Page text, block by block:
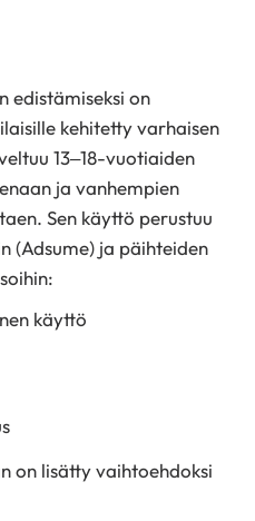
edistämiseksi on
kehitetty varhaisen
13–18-vuotiaiden
ja vanhempien
Sen käyttö perustuu
(Adsume) ja päihteiden
käyttö
on lisätty vaihtoehdoksi